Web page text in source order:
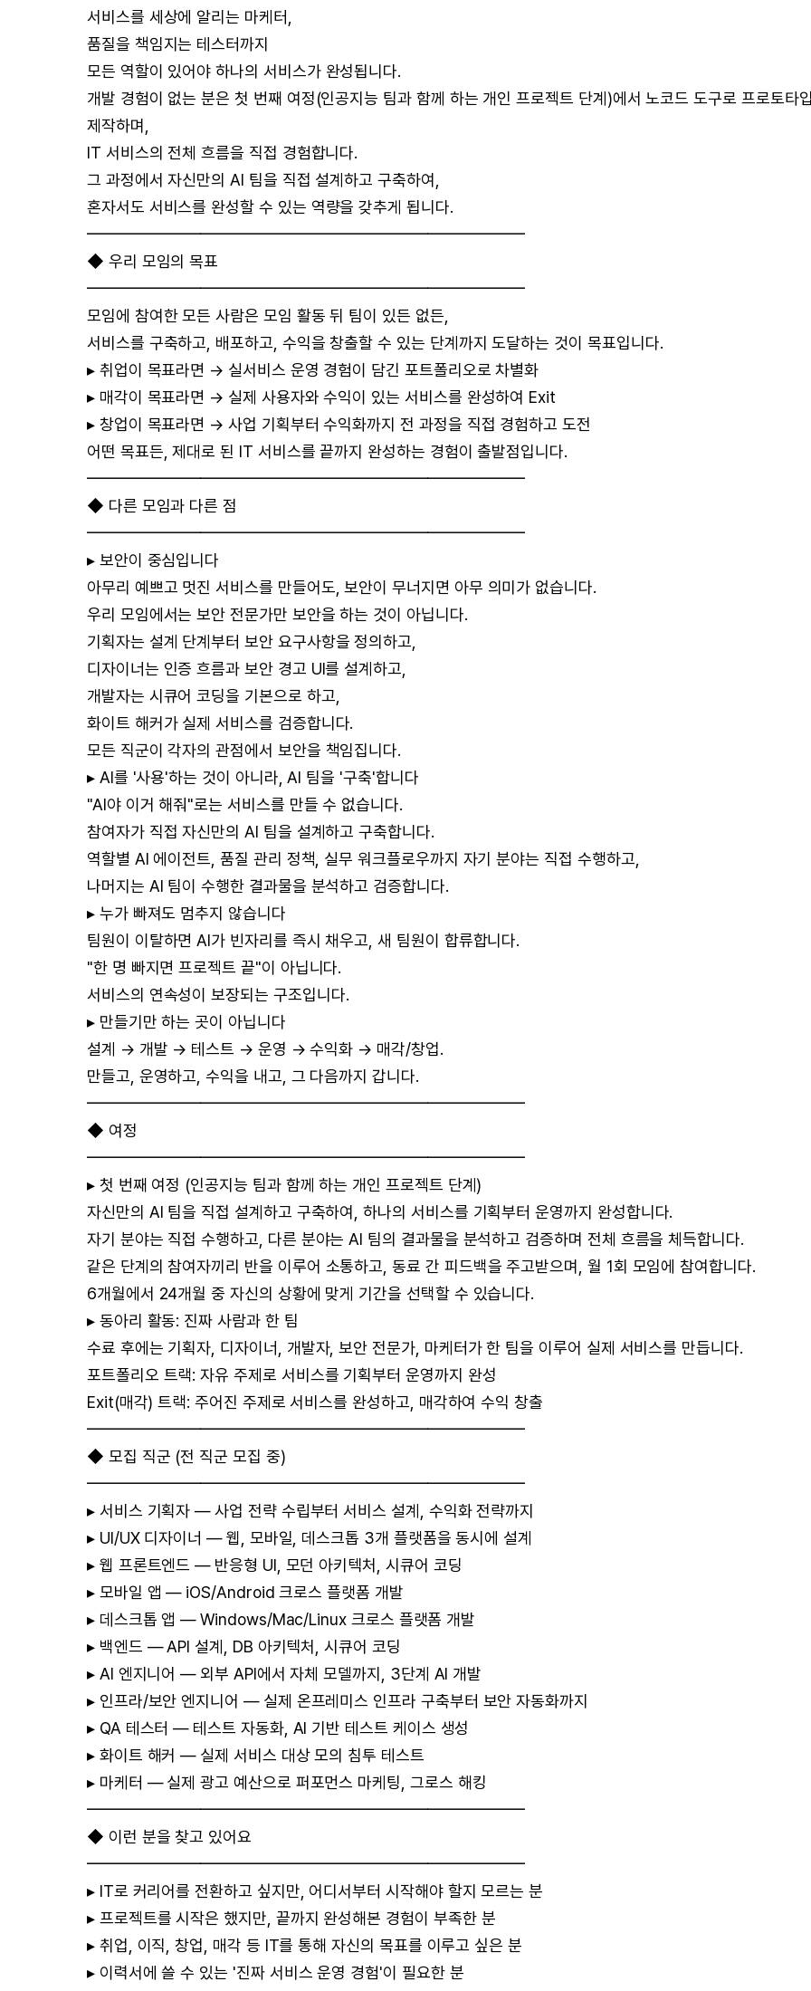
서비스를 세상에 알리는 마케터,
품질을 책임지는 테스터까지
모든 역할이 있어야 하나의 서비스가 완성됩니다.
개발 경험이 없는 분은 첫 번째 여정(인공지능 팀과 함께 하는 개인 프로젝트 단계)에서 노코드 도구로 프로토타
제작하며,
IT 서비스의 전체 흐름을 직접 경험합니다.
그 과정에서 자신만의 AI 팀을 직접 설계하고 구축하여,
혼자서도 서비스를 완성할 수 있는 역량을 갖추게 됩니다.
━━━━━━━━━━━━━━━━━━━━━━━━━━━
◆ 우리 모임의 목표
━━━━━━━━━━━━━━━━━━━━━━━━━━━
모임에 참여한 모든 사람은 모임 활동 뒤 팀이 있든 없든,
서비스를 구축하고, 배포하고, 수익을 창출할 수 있는 단계까지 도달하는 것이 목표입니다.
▸ 취업이 목표라면 → 실서비스 운영 경험이 담긴 포트폴리오로 차별화
▸ 매각이 목표라면 → 실제 사용자와 수익이 있는 서비스를 완성하여 Exit
▸ 창업이 목표라면 → 사업 기획부터 수익화까지 전 과정을 직접 경험하고 도전
어떤 목표든, 제대로 된 IT 서비스를 끝까지 완성하는 경험이 출발점입니다.
━━━━━━━━━━━━━━━━━━━━━━━━━━━
◆ 다른 모임과 다른 점
━━━━━━━━━━━━━━━━━━━━━━━━━━━
▸ 보안이 중심입니다
아무리 예쁘고 멋진 서비스를 만들어도, 보안이 무너지면 아무 의미가 없습니다.
우리 모임에서는 보안 전문가만 보안을 하는 것이 아닙니다.
기획자는 설계 단계부터 보안 요구사항을 정의하고,
디자이너는 인증 흐름과 보안 경고 UI를 설계하고,
개발자는 시큐어 코딩을 기본으로 하고,
화이트 해커가 실제 서비스를 검증합니다.
모든 직군이 각자의 관점에서 보안을 책임집니다.
▸ AI를 '사용'하는 것이 아니라, AI 팀을 '구축'합니다
"AI야 이거 해줘"로는 서비스를 만들 수 없습니다.
참여자가 직접 자신만의 AI 팀을 설계하고 구축합니다.
역할별 AI 에이전트, 품질 관리 정책, 실무 워크플로우까지 자기 분야는 직접 수행하고,
나머지는 AI 팀이 수행한 결과물을 분석하고 검증합니다.
▸ 누가 빠져도 멈추지 않습니다
팀원이 이탈하면 AI가 빈자리를 즉시 채우고, 새 팀원이 합류합니다.
"한 명 빠지면 프로젝트 끝"이 아닙니다.
서비스의 연속성이 보장되는 구조입니다.
▸ 만들기만 하는 곳이 아닙니다
설계 → 개발 → 테스트 → 운영 → 수익화 → 매각/창업.
만들고, 운영하고, 수익을 내고, 그 다음까지 갑니다.
━━━━━━━━━━━━━━━━━━━━━━━━━━━
◆ 여정
━━━━━━━━━━━━━━━━━━━━━━━━━━━
▸ 첫 번째 여정 (인공지능 팀과 함께 하는 개인 프로젝트 단계)
자신만의 AI 팀을 직접 설계하고 구축하여, 하나의 서비스를 기획부터 운영까지 완성합니다.
자기 분야는 직접 수행하고, 다른 분야는 AI 팀의 결과물을 분석하고 검증하며 전체 흐름을 체득합니다.
같은 단계의 참여자끼리 반을 이루어 소통하고, 동료 간 피드백을 주고받으며, 월 1회 모임에 참여합니다.
6개월에서 24개월 중 자신의 상황에 맞게 기간을 선택할 수 있습니다.
▸ 동아리 활동: 진짜 사람과 한 팀
수료 후에는 기획자, 디자이너, 개발자, 보안 전문가, 마케터가 한 팀을 이루어 실제 서비스를 만듭니다.
포트폴리오 트랙: 자유 주제로 서비스를 기획부터 운영까지 완성
Exit(매각) 트랙: 주어진 주제로 서비스를 완성하고, 매각하여 수익 창출
━━━━━━━━━━━━━━━━━━━━━━━━━━━
◆ 모집 직군 (전 직군 모집 중)
━━━━━━━━━━━━━━━━━━━━━━━━━━━
▸ 서비스 기획자 — 사업 전략 수립부터 서비스 설계, 수익화 전략까지
▸ UI/UX 디자이너 — 웹, 모바일, 데스크톱 3개 플랫폼을 동시에 설계
▸ 웹 프론트엔드 — 반응형 UI, 모던 아키텍처, 시큐어 코딩
▸ 모바일 앱 — iOS/Android 크로스 플랫폼 개발
▸ 데스크톱 앱 — Windows/Mac/Linux 크로스 플랫폼 개발
▸ 백엔드 — API 설계, DB 아키텍처, 시큐어 코딩
▸ AI 엔지니어 — 외부 API에서 자체 모델까지, 3단계 AI 개발
▸ 인프라/보안 엔지니어 — 실제 온프레미스 인프라 구축부터 보안 자동화까지
▸ QA 테스터 — 테스트 자동화, AI 기반 테스트 케이스 생성
▸ 화이트 해커 — 실제 서비스 대상 모의 침투 테스트
▸ 마케터 — 실제 광고 예산으로 퍼포먼스 마케팅, 그로스 해킹
━━━━━━━━━━━━━━━━━━━━━━━━━━━
◆ 이런 분을 찾고 있어요
━━━━━━━━━━━━━━━━━━━━━━━━━━━
▸ IT로 커리어를 전환하고 싶지만, 어디서부터 시작해야 할지 모르는 분
▸ 프로젝트를 시작은 했지만, 끝까지 완성해본 경험이 부족한 분
▸ 취업, 이직, 창업, 매각 등 IT를 통해 자신의 목표를 이루고 싶은 분
▸ 이력서에 쓸 수 있는 '진짜 서비스 운영 경험'이 필요한 분